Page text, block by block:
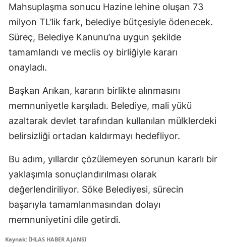
Mahsuplaşma sonucu Hazine lehine oluşan 73
milyon TL’lik fark, belediye bütçesiyle ödenecek.
Süreç, Belediye Kanunu’na uygun şekilde
tamamlandı ve meclis oy birliğiyle kararı
onayladı.
Başkan Arıkan, kararın birlikte alınmasını
memnuniyetle karşıladı. Belediye, mali yükü
azaltarak devlet tarafından kullanılan mülklerdeki
belirsizliği ortadan kaldırmayı hedefliyor.
Bu adım, yıllardır çözülemeyen sorunun kararlı bir
yaklaşımla sonuçlandırılması olarak
değerlendiriliyor. Söke Belediyesi, sürecin
başarıyla tamamlanmasından dolayı
memnuniyetini dile getirdi.
Kaynak: İHLAS HABER AJANSI